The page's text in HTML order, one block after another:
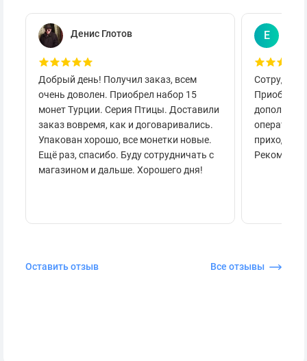
Денис Глотов
Добрый день! Получил заказ, всем
очень доволен. Приобрел набор 15
монет Турции. Серия Птицы. Доставили
заказ вовремя, как и договаривались.
Упакован хорошо, все монетки новые.
Ещё раз, спасибо. Буду сотрудничать с
магазином и дальше. Хорошего дня!
Е
приходило
Оставить отзыв Все отзывы